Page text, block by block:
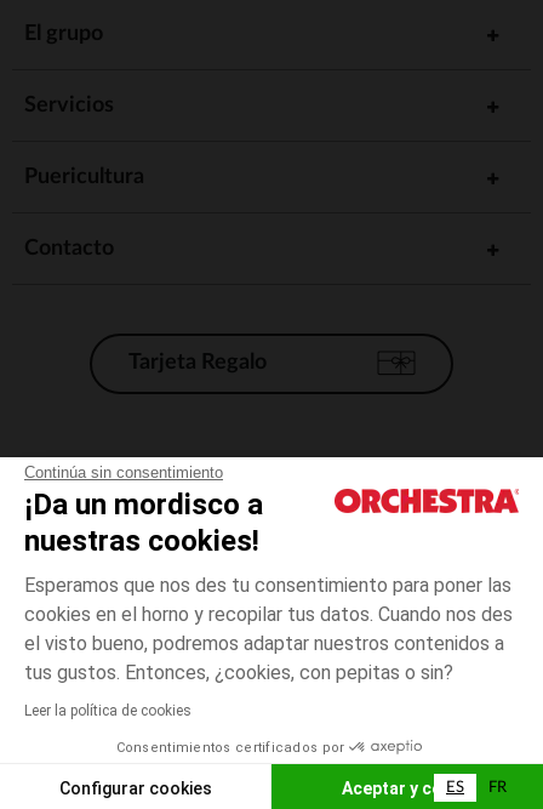
Continúa sin consentimiento
¡Da un mordisco a
nuestras cookies!
Esperamos que nos des tu consentimiento para poner las
cookies en el horno y recopilar tus datos. Cuando nos des
el visto bueno, podremos adaptar nuestros contenidos a
tus gustos. Entonces, ¿cookies, con pepitas o sin?
Leer la política de cookies
Consentimientos certificados por
Configurar cookies Aceptar y cerrar
3
El pago medidante
AÑADIR A LA CESTA
El grupo
Servicios
Puericultura
Contacto
Tarjeta Regalo
Condiciones generales de venta
Aviso Legal
*Condiciones de las ofertas actuales
Gestión de las cookies
Accesibilidad: no conforme
Orchestra adhiere al código de ética de la Federación Francesa de comercio
electrónico y venta a distancia (FEVAD) y al sistema de mediación de
ES FR